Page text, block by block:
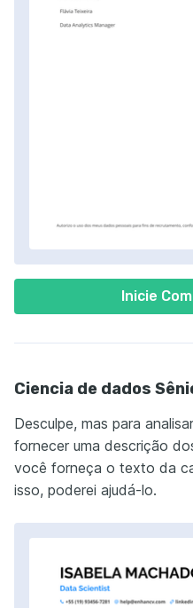
Inicie
Ciencia de dados
Desculpe, mas para
fornecer uma descrição
você forneça o texto da
isso, poderei ajudá-lo.